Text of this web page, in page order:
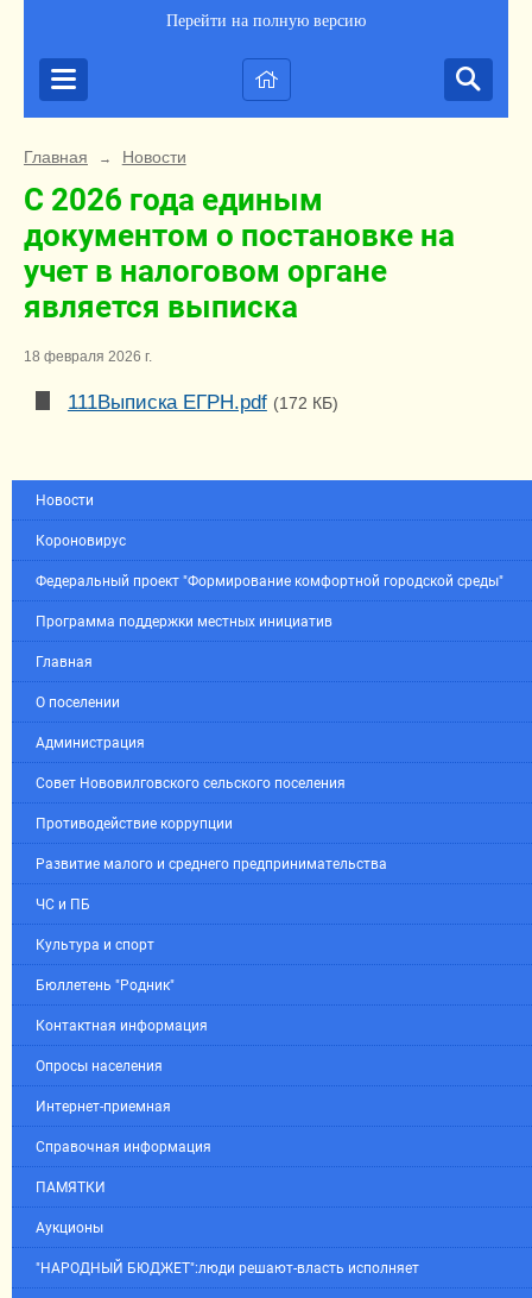
Перейти на полную версию
Главная → Новости
С 2026 года единым
документом о постановке на
учет в налоговом органе
является выписка
18 февраля 2026 г.
111Выписка ЕГРН.pdf (172 КБ)
Новости
Короновирус
Федеральный проект "Формирование комфортной городской среды"
Программа поддержки местных инициатив
Главная
О поселении
Администрация
Совет Нововилговского сельского поселения
Противодействие коррупции
Развитие малого и среднего предпринимательства
ЧС и ПБ
Культура и спорт
Бюллетень "Родник"
Контактная информация
Опросы населения
Интернет-приемная
Справочная информация
ПАМЯТКИ
Аукционы
"НАРОДНЫЙ БЮДЖЕТ":люди решают-власть исполняет